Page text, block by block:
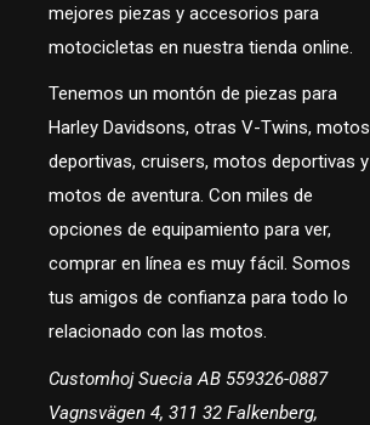
mejores piezas y accesorios para
motocicletas en nuestra tienda online.
Tenemos un montón de piezas para
Harley Davidsons, otras V-Twins, motos
deportivas, cruisers, motos deportivas y
motos de aventura. Con miles de
opciones de equipamiento para ver,
comprar en línea es muy fácil. Somos
tus amigos de confianza para todo lo
relacionado con las motos.
Customhoj Suecia AB 559326-0887
Vagnsvägen 4, 311 32 Falkenberg,